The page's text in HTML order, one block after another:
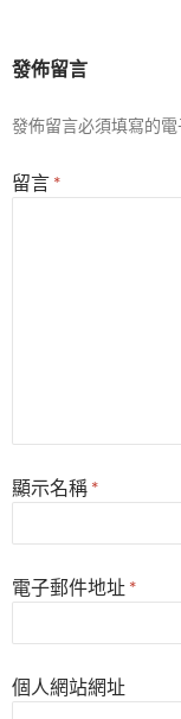
發佈留言
發佈留言必須填寫的
留言 *
顯示名稱 *
電子郵件地址 *
個人網站網址